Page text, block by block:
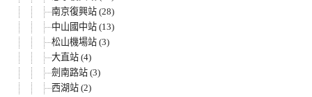
南京復興站 (28)
中山國中站 (13)
松山機場站 (3)
大直站 (4)
劍南路站 (3)
西湖站 (2)